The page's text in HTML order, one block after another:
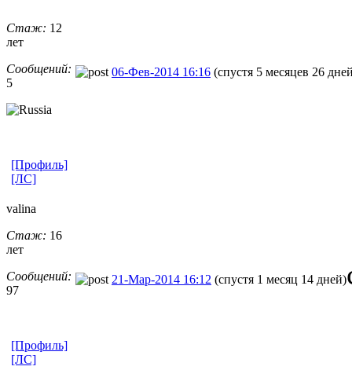
Стаж: 12
лет
Сообщений:
5
06-Фев-2014 16:16 (спустя 5 месяцев 26
[Профиль]
[ЛС]
valina
Стаж: 16
лет
Сообщений:
97
21-Мар-2014 16:12 (спустя 1 месяц 14 дней)
[Профиль]
[ЛС]